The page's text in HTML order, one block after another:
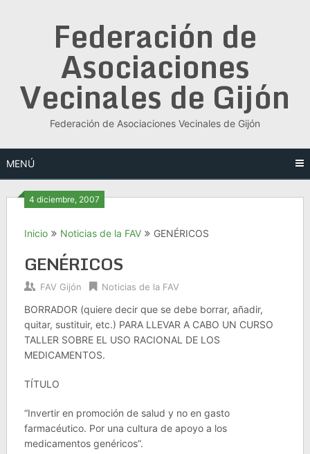
Federación de
Asociaciones
Vecinales de Gijón
Federación de Asociaciones Vecinales de Gijón
MENÚ
4 diciembre, 2007
Inicio Noticias de la FAV GENÉRICOS
GENÉRICOS
FAV Gijón Noticias de la FAV
BORRADOR (quiere decir que se debe borrar, añadir,
quitar, sustituir, etc.) PARA LLEVAR A CABO UN CURSO
TALLER SOBRE EL USO RACIONAL DE LOS
MEDICAMENTOS.
TÍTULO
“Invertir en promoción de salud y no en gasto
farmacéutico. Por una cultura de apoyo a los
medicamentos genéricos”.